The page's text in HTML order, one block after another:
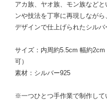
アカ族、ヤオ族、モン族など
ンや技法を丁寧に再現しなが
デザインで仕上げられたシルバ
サイズ：内周約5.5cm 幅約
可）
素材：シルバー925
※一つひとつ手作業で制作して